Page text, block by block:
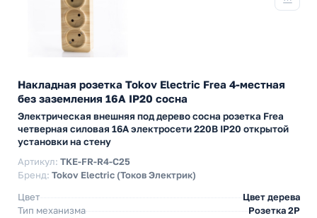
Накладная розетка Tokov Electric Frea 4-местная
без заземления 16А IP20 сосна
Электрическая внешняя под дерево сосна розетка Frea
четверная силовая 16А электросети 220В IP20 открытой
установки на стену
Артикул: TKE-FR-R4-C25
Бренд: Tokov Electric (Токов Электрик)
Цвет
Цвет дерева
Тип механизма
Розетка 2Р